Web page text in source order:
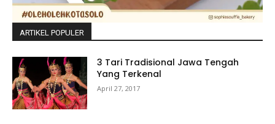
ARTIKEL POPULER
3 Tari Tradisional Jawa Tengah
Yang Terkenal
April 27, 2017